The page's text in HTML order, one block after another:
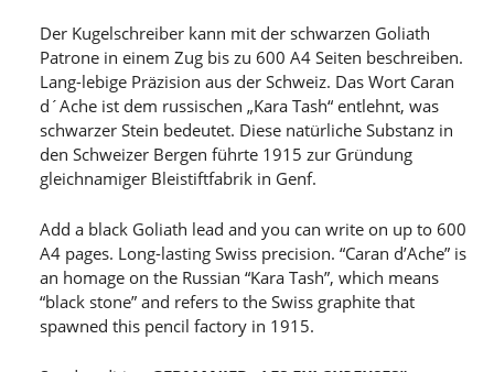
Der Kugelschreiber kann mit der schwarzen Goliath
Patrone in einem Zug bis zu 600 A4 Seiten beschreiben.
Lang-lebige Präzision aus der Schweiz. Das Wort Caran
d´Ache ist dem russischen „Kara Tash“ entlehnt, was
schwarzer Stein bedeutet. Diese natürliche Substanz in
den Schweizer Bergen führte 1915 zur Gründung
gleichnamiger Bleistiftfabrik in Genf.
Add a black Goliath lead and you can write on up to 600
A4 pages. Long-lasting Swiss precision. “Caran d’Ache” is
an homage on the Russian “Kara Tash”, which means
“black stone” and refers to the Swiss graphite that
spawned this pencil factory in 1915.